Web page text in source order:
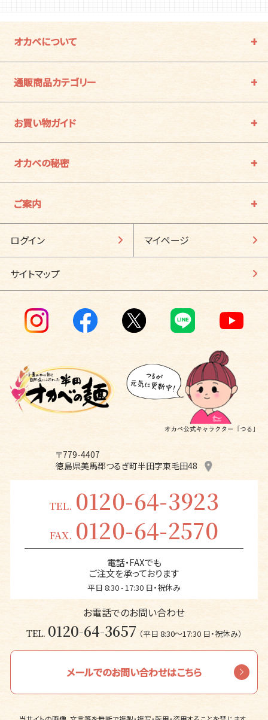
オカベについて
通販商品カテゴリー
お買い物ガイド
オカベの秘密
ご案内
ログイン マイページ
サイトマップ
〒779-4407
徳島県美馬郡つるぎ町半田字東毛田48
TEL. 0120-64-3923
FAX. 0120-64-2570
電話・FAXでも
ご注文を承っております
平日 8:30 - 17:30 日・祝休み
お電話でのお問い合わせ
TEL. 0120-64-3657 （平日 8:30〜17:30 日・祝休み）
メールでのお問い合わせはこちら